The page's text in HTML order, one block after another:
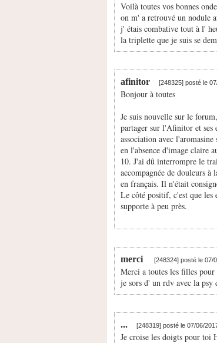
Voilà toutes vos bonnes
on m' a retrouvé un nodule
j' étais combative tout à l'
la triplette que je suis se
afinitor [248325] posté le
Bonjour à toutes
Je suis nouvelle sur le
partager sur l'Afinitor et ses
association avec
en l'absence d'image claire
10. J'ai dû interrompre le
accompagnée de douleurs
en français. Il n'était
Le côté positif, c'est que les
supporte à peu près.
merci [248324] posté le 07/
Merci a toutes les filles pour
je sors d' un rdv avec la psy
... [248319] posté le 07/06/
Je croise les doigts pour toi